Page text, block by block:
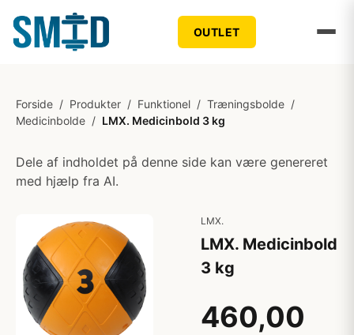
OUTLET
Forside / Produkter / Funktionel / Træningsbolde /
Medicinbolde / LMX. Medicinbold 3 kg
Dele af indholdet på denne side kan være genereret
med hjælp fra AI.
LMX.
LMX. Medicinbold
3 kg
460,00